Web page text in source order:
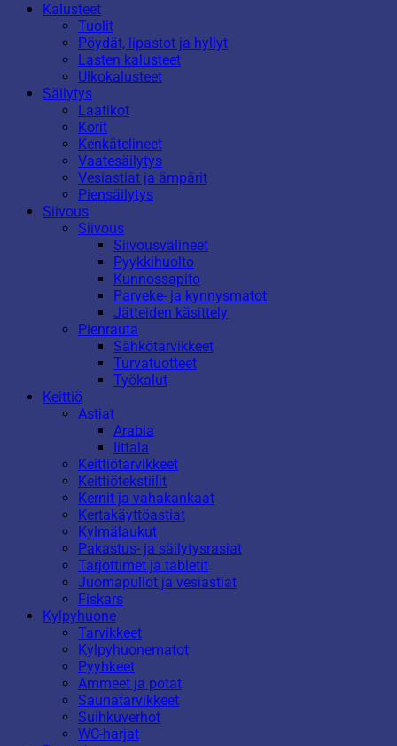
Kalusteet
Tuolit
Pöydät, lipastot ja hyllyt
Lasten kalusteet
Ulkokalusteet
Säilytys
Laatikot
Korit
Kenkätelineet
Vaatesäilytys
Vesiastiat ja ämpärit
Piensäilytys
Siivous
Siivous
Siivousvälineet
Pyykkihuolto
Kunnossapito
Parveke- ja kynnysmatot
Jätteiden käsittely
Pienrauta
Sähkötarvikkeet
Turvatuotteet
Työkalut
Keittiö
Astiat
Arabia
Iittala
Keittiötarvikkeet
Keittiötekstiilit
Kernit ja vahakankaat
Kertakäyttöastiat
Kylmälaukut
Pakastus- ja säilytysrasiat
Tarjottimet ja tabletit
Juomapullot ja vesiastiat
Fiskars
Kylpyhuone
Tarvikkeet
Kylpyhuonematot
Pyyhkeet
Ammeet ja potat
Saunatarvikkeet
Suihkuverhot
WC-harjat